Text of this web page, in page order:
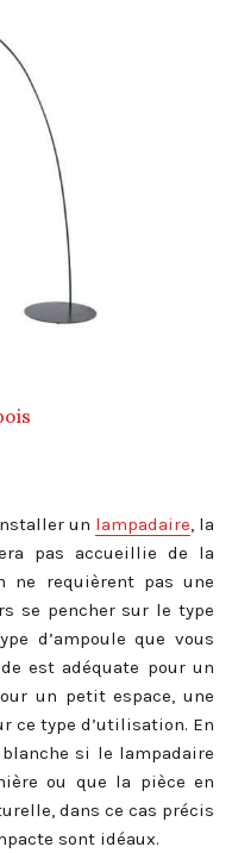
un lampadaire, la
pas accueillie de la
ne requièrent pas une
se pencher sur le type
d’ampoule que vous
est adéquate pour un
un petit espace, une
ce type d’utilisation. En
si le lampadaire
ou que la pièce en
dans ce cas précis
sont idéaux.